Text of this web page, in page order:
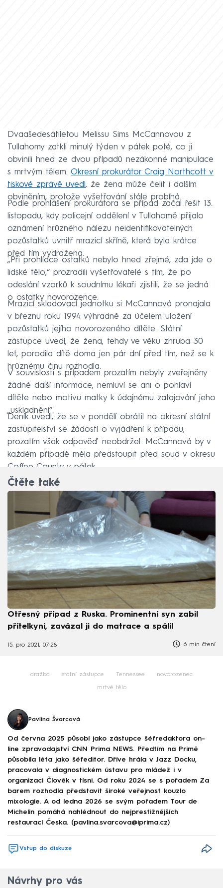
Dvaašedesátiletou Melissu Sims McCannovou z
Tullahomy zatkli minulý týden v pátek poté, co ji
obvinili hned ze dvou případů nezákonné manipulace
s mrtvým tělem. Okresní prokurátor Craig Northcott v
tiskové zprávě uvedl , že žena může čelit i dalším
obviněním, protože vyšetřování stále probíhá.
Podle prohlášení prokurátora se případ začal řešit 13.
listopadu, kdy policejní oddělení v Tullahomě přijalo
oznámení hrůzného nálezu neidentifikovatelných
pozůstatků uvnitř mrazicí skříně, která byla krátce
před tím vydražena.
„Při prohlídce ostatků nebylo hned zřejmé, zda jde o
lidské tělo,“ prozradili vyšetřovatelé s tím, že po
odeslání vzorků k soudnímu lékaři zjistili, že se jedná
o ostatky novorozence.
Mrazicí skladovací jednotku si McCannová pronajala
v březnu roku 1994 výhradně za účelem uložení
pozůstatků jejího novorozeného dítěte. Státní
zástupce uvedl, že žena, tehdy ve věku zhruba 30
let, porodila dítě doma jen pár dní před tím, než se k
hrůznému činu rozhodla.
V souvislosti s případem prozatím nebyly zveřejněny
žádné další informace, nemluví se ani o pohlaví
dítěte nebo motivu matky k údajnému zatajování jeho
„uskladnění“.
Deník uvedl, že se v pondělí obrátil na okresní státní
zastupitelství se žádostí o vyjádření k případu,
prozatím však odpověď neobdržel. McCannová by v
každém případě měla předstoupit před soud v okresu
Coffee County v pátek.
Čtěte také
Otřesný případ z Ruska. Prominentní syn zabil
přítelkyni, zavázal ji do matrace a spálil
15. pro 2021, 07:28 6 min čtení
dražba státní zástupce Tennessee novorozenec
mrtvé tělo
Pavlína Švarcová
Od června 2025 působí jako zástupce šéfredaktora on-
line zpravodajství CNN Prima NEWS. Předtím na Primě
působila léta jako šéfeditor. Dříve hrála v Jazz Docku,
pracovala v diagnostickém ústavu pro mládež i v
organizaci Člověk v tísni. Od roku 2024 se s pořadem Za
barem rozhodla představit široké veřejnost kouzlo
mixologie. A od ledna 2026 se svým pořadem Tour de
Michelin pomáhá nahlédnout do nejprestižnějších
restaurací Česka. (pavlina.svarcova@iprima.cz)
Vstup do diskuze
Návrhy pro vás